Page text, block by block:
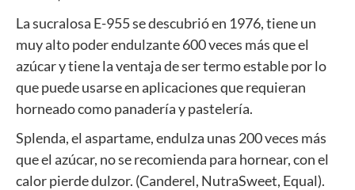
La sucralosa E-955 se descubrió en 1976, tiene un
muy alto poder endulzante 600 veces más que el
azúcar y tiene la ventaja de ser termo estable por lo
que puede usarse en aplicaciones que requieran
horneado como panadería y pastelería.
Splenda, el aspartame, endulza unas 200 veces más
que el azúcar, no se recomienda para hornear, con el
calor pierde dulzor. (Canderel, NutraSweet, Equal).